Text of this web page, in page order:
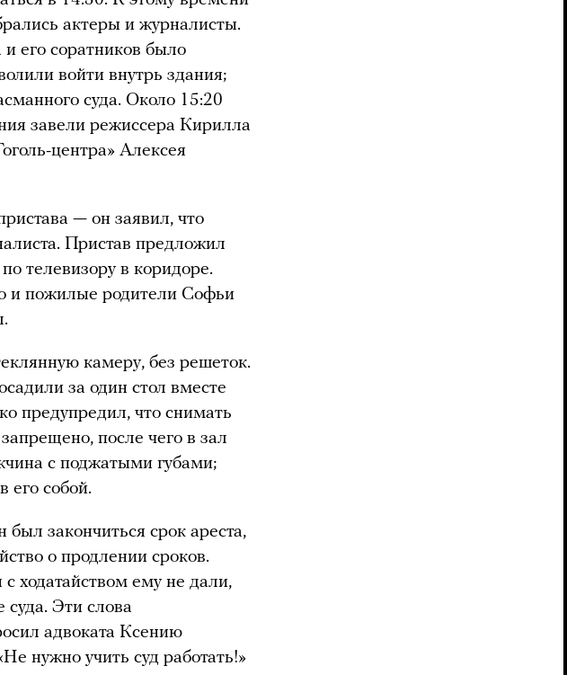
актеры и журналисты.
его соратников было
войти внутрь здания;
суда. Около 15:20
завели режиссера Кирилла
центра» Алексея
— он заявил, что
Пристав предложил
телевизору в коридоре.
и пожилые родители Софьи
камеру, без решеток.
за один стол вместе
предупредил, что снимать
после чего в зал
с поджатыми губами;
его собой.
закончиться срок ареста,
о продлении сроков.
ходатайством ему не дали,
суда. Эти слова
адвоката Ксению
нужно учить суд работать!»